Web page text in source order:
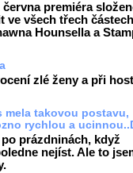
premiéra
ve všech třech
Hounsella a
zlé ženy a při
mela takovou postavu,
rychlou a
prázdninách, když
nejíst. Ale to